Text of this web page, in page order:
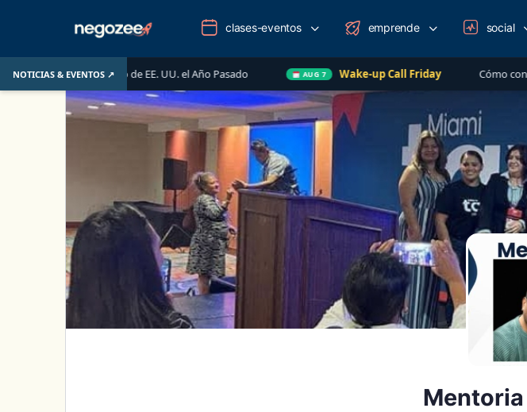
NOTICIAS & EVENTOS ↗
Inmobiliario de EE. UU. el Año Pasado Wake-up Call Friday Cómo convertir un
clases-eventos emprende social
Mentoria